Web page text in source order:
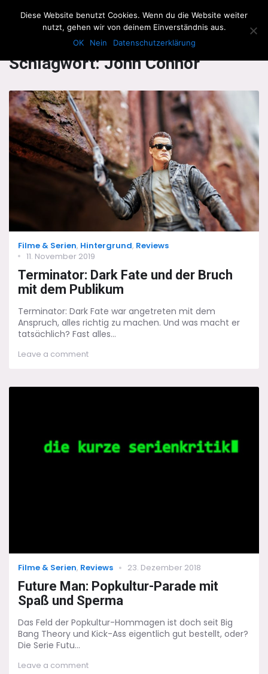
The Howling Men
Schlagwort:John Connor
Categories
Filme & Serien, Hintergrund, Reviews
Posted
11. November 2019
Terminator: Dark Fate und der Bruch
mit dem Publikum
Terminator: Dark Fate war angetreten mit dem
Anspruch, alles richtig zu machen. Und was macht er
tatsächlich? Fast alles...
Leave a commenton
Fate
Publikum
Categories
Filme & Serien, Reviews
Posted
on
23. Dezember 2018
Future Man: Popkultur-Parade mit
Spaß und Sperma
Das Feld der Popkultur-Hommagen ist doch seit Big
Bang Theory und Kick-Ass eigentlich gut bestellt, oder?
Die Serie Futu...
Leave a commenton
Diese Website benutzt Cookies. Wenn du die Website weiter
nutzt, gehen wir von deinem Einverständnis aus.
OK
Nein Datenschutzerklärung